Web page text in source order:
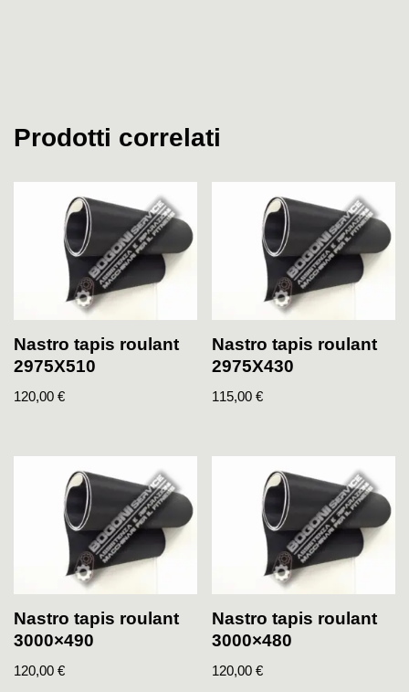
Prodotti correlati
Nastro tapis roulant
2975X510
120,00 €
Nastro tapis roulant
2975X430
115,00€
Nastro tapis roulant
3000×490
120,00 €
Nastro tapis roulant
3000×480
120,00€